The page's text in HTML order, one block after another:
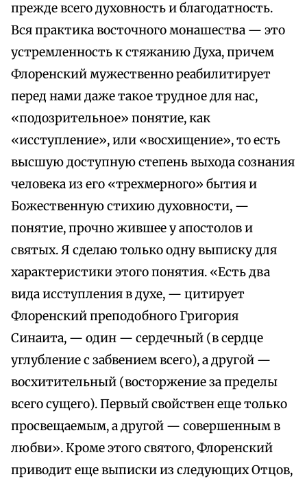
прежде всего духовность и благодатность.
Вся практика восточного монашества — это
устремленность к стяжанию Духа, причем
Флоренский мужественно реабилитирует
перед нами даже такое трудное для нас,
«подозрительное» понятие, как
«исступление», или «восхищение», то есть
высшую доступную степень выхода сознания
человека из его «трехмерного» бытия и
Божественную стихию духовности, —
понятие, прочно жившее у апостолов и
святых. Я сделаю только одну выписку для
характеристики этого понятия. «Есть два
вида исступления в духе, — цитирует
Флоренский преподобного Григория
Синаита, — один — сердечный (в сердце
углубление с забвением всего), а другой —
восхитительный (восторжение за пределы
всего сущего). Первый свойствен еще только
просвещаемым, а другой — совершенным в
любви». Кроме этого святого, Флоренский
приводит еще выписки из следующих Отцов,